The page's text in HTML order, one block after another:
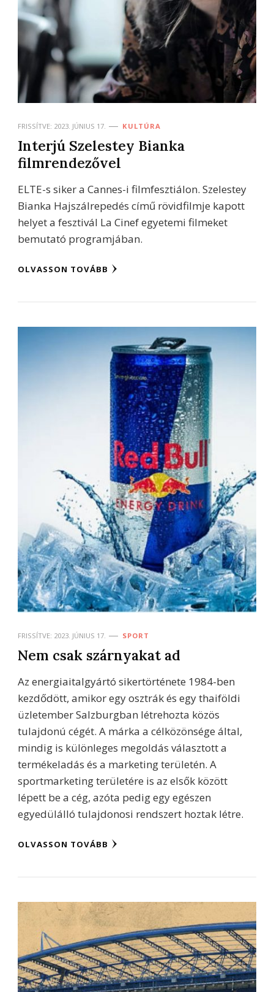
FRISSÍTVE: 2023. JÚNIUS 17. KULTÚRA
Interjú Szelestey Bianka
filmrendezővel
ELTE-s siker a Cannes-i filmfesztiálon. Szelestey
Bianka Hajszálrepedés című rövidfilmje kapott
helyet a fesztivál La Cinef egyetemi filmeket
bemutató programjában.
OLVASSON TOVÁBB
FRISSÍTVE: 2023. JÚNIUS 17. SPORT
Nem csak szárnyakat ad
Az energiaitalgyártó sikertörténete 1984-ben
kezdődött, amikor egy osztrák és egy thaiföldi
üzletember Salzburgban létrehozta közös
tulajdonú cégét. A márka a célközönsége által,
mindig is különleges megoldás választott a
termékeladás és a marketing területén. A
sportmarketing területére is az elsők között
lépett be a cég, azóta pedig egy egészen
egyedülálló tulajdonosi rendszert hoztak létre.
OLVASSON TOVÁBB